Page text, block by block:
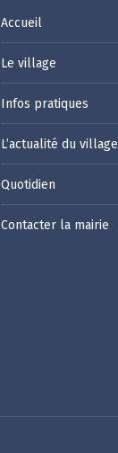
Accueil
Le village
Infos pratiques
L’actualité du village
Quotidien
Contacter la mairie